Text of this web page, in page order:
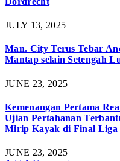
JULY 13, 2025
Man. City Terus Tebar
Mantap selain Setengah
JUNE 23, 2025
Kemenangan Pertama
Ujian Pertahanan
Mirip Kayak di Final Liga
JUNE 23, 2025